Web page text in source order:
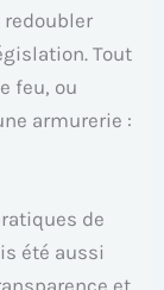
Tout
feu, ou
armurerie :
de
été aussi